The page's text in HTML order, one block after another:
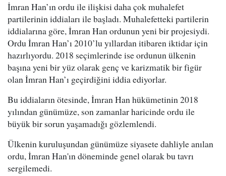
İmran Han’ın ordu ile ilişkisi daha çok muhalefet
partilerinin iddiaları ile başladı. Muhalefetteki partilerin
iddialarına göre, İmran Han ordunun yeni bir projesiydi.
Ordu İmran Han’ı 2010’lu yıllardan itibaren iktidar için
hazırlıyordu. 2018 seçimlerinde ise ordunun ülkenin
başına yeni bir yüz olarak genç ve karizmatik bir figür
olan İmran Han’ı geçirdiğini iddia ediyorlar.
Bu iddiaların ötesinde, İmran Han hükümetinin 2018
yılından günümüze, son zamanlar haricinde ordu ile
büyük bir sorun yaşamadığı gözlemlendi.
Ülkenin kuruluşundan günümüze siyasete dahliyle anılan
ordu, İmran Han'ın döneminde genel olarak bu tavrı
sergilemedi.